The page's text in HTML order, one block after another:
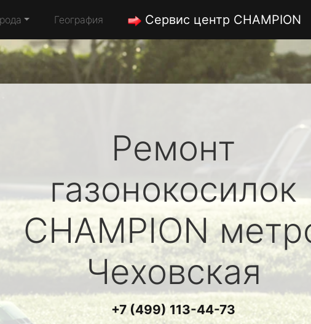
География Сервис центр CHAMPION
Ремонт
газонокосилок
CHAMPION
Чеховская
+7 (499) 113-44-73